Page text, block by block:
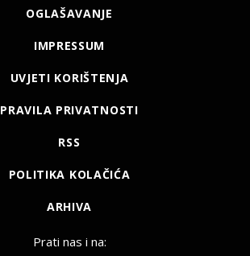
OGLAŠAVANJE
IMPRESSUM
UVJETI KORIŠTENJA
PRAVILA PRIVATNOSTI
RSS
POLITIKA KOLAČIĆA
ARHIVA
Prati nas i na: